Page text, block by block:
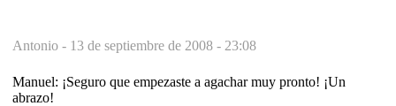
Antonio - 13 de septiembre de 2008 - 23:08
Manuel: ¡Seguro que empezaste a agachar muy pronto! ¡Un
abrazo!